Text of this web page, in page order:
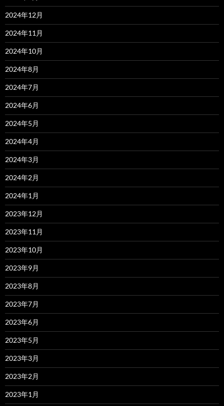
2024年12月
2024年11月
2024年10月
2024年8月
2024年7月
2024年6月
2024年5月
2024年4月
2024年3月
2024年2月
2024年1月
2023年12月
2023年11月
2023年10月
2023年9月
2023年8月
2023年7月
2023年6月
2023年5月
2023年3月
2023年2月
2023年1月